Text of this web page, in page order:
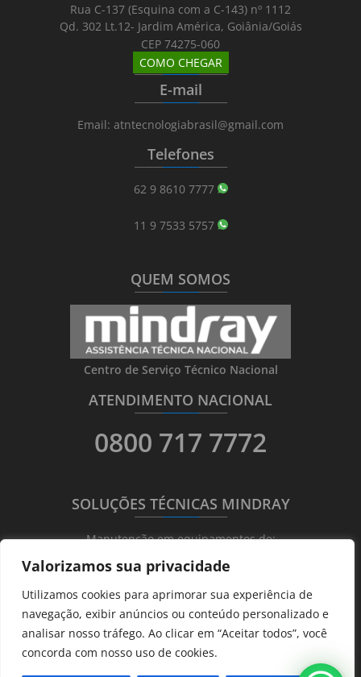
Valorizamos sua privacidade
Utilizamos cookies para aprimorar sua experiência de
navegação, exibir anúncios ou conteúdo personalizado e
analisar nosso tráfego. Ao clicar em “Aceitar todos”, você
concorda com nosso uso de cookies.
Rua C-137 (Esquina com a C-143) nº 1112
Qd. 302 Lt.12- Jardim América, Goiânia/Goiás
CEP 74275-060
COMO CHEGAR
_______________________
E-mail
_______________________
Email: atntecnologiabrasil@gmail.com
Telefones
_______________________
62 9 8610 7777
11 9 7533 5757
QUEM SOMOS
_______________________
Centro de Serviço Técnico Nacional
ATENDIMENTO NACIONAL
_______________________
0800 717 7772
SOLUÇÕES TÉCNICAS MINDRAY
_______________________
Manutenção em equipamentos de:
Ultrassonografia
Ecocardiografia
Transdutores
Hematológicos